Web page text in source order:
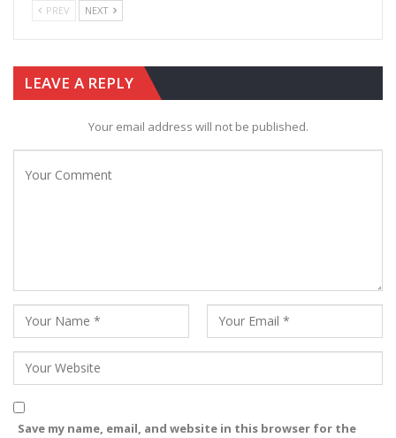
PREV NEXT
LEAVE A REPLY
Your email address will not be published.
Save my name, email, and website in this browser for the